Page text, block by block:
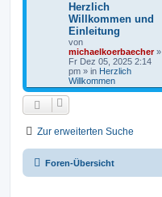
Herzlich
Willkommen und
Einleitung
von
michaelkoerbaecher»
Fr Dez 05, 2025 2:14
pm » in Herzlich
Willkommen
Zur erweiterten Suche
Foren-Übersicht